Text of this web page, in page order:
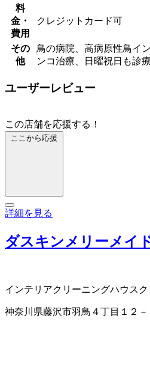
料
金・
費用
クレジットカード可
その
他
鳥の病院、高病原性鳥イ
ンコ治療、日曜祝日も診
ユーザーレビュー
この店舗を応援する！
ここから応援
詳細を見る
ダスキンメリーメイ
インテリアクリーニングハウス
神奈川県藤沢市羽鳥４丁目１２－